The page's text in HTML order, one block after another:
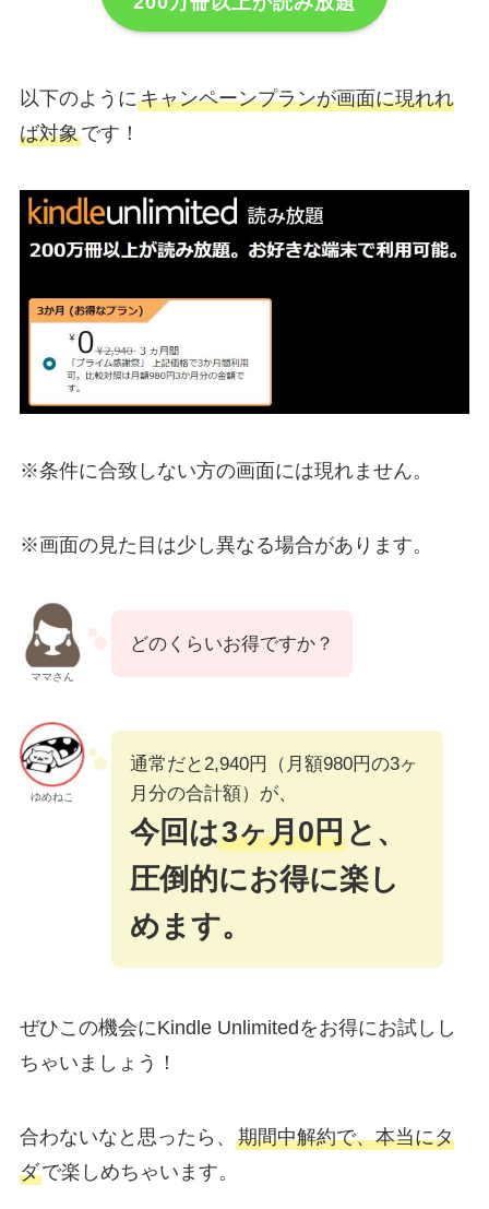
以下のようにキャンペーンプランが画面に現れれ
ば対象です！
※条件に合致しない方の画面には現れません。
※画面の見た目は少し異なる場合があります。
ママさん
どのくらいお得ですか？
ゆめねこ
通常だと2,940円（月額980円の3ヶ
月分の合計額）が、
今回は3ヶ月0円と、
圧倒的にお得に楽し
めます。
ぜひこの機会にKindle Unlimitedをお得にお試しし
ちゃいましょう！
合わないなと思ったら、 期間中解約で、本当にタ
ダで楽しめちゃいます。